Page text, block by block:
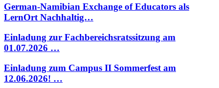
German-Namibian Exchange of Educators als
LernOrt Nachhaltig…
Einladung zur Fachbereichsratssitzung am
01.07.2026 …
Einladung zum Campus II Sommerfest am
12.06.2026! …